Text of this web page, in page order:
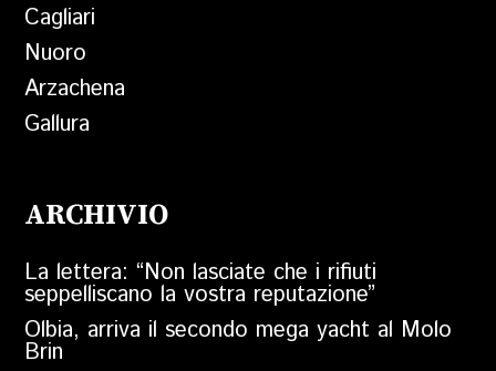
Cagliari
Nuoro
Arzachena
Gallura
ARCHIVIO
La lettera: “Non lasciate che i rifiuti
seppelliscano la vostra reputazione”
Olbia, arriva il secondo mega yacht al Molo
Brin